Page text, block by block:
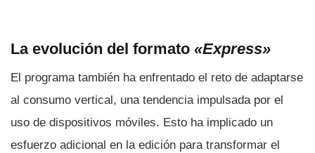
La evolución del formato «Express»
El programa también ha enfrentado el reto de adaptarse
al consumo vertical, una tendencia impulsada por el
uso de dispositivos móviles. Esto ha implicado un
esfuerzo adicional en la edición para transformar el